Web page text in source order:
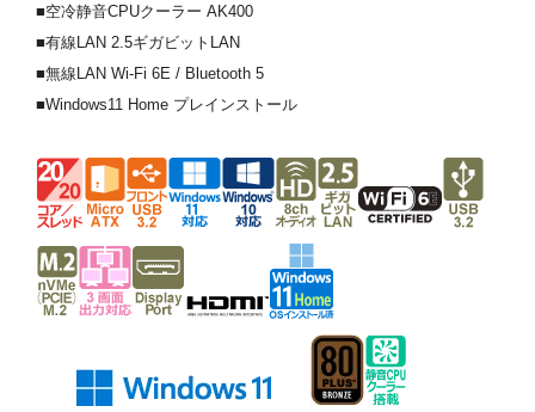
■空冷静音CPUクーラー AK400
■有線LAN 2.5ギガビットLAN
■無線LAN Wi-Fi 6E / Bluetooth 5
■Windows11 Home プレインストール